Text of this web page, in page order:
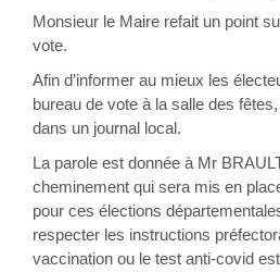
Monsieur le Maire refait un point
vote.
Afin d’informer au mieux les
bureau de vote à la salle des
dans un journal local.
La parole est donnée à Mr
cheminement qui sera mis en
pour ces élections
respecter les instructions
vaccination ou le test anti-covid